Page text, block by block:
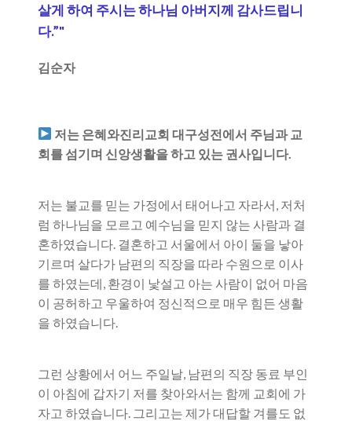
살게 하여 주시는 하나님 아버지께 감사드립니
다.”"
김순자
저는 은혜와진리교회 대구성전에서 주님과 교
회를 섬기며 신앙생활을 하고 있는 권사입니다.
저는 불교를 믿는 가정에서 태어나고 자라서, 저처
럼 하나님을 모르고 예수님을 믿지 않는 사람과 결
혼하였습니다. 결혼하고 서울에서 아이 둘을 낳아
기르며 살다가 남편의 직장을 따라 수원으로 이사
를 하였는데, 환경이 낯설고 아는 사람이 없어 마음
이 공허하고 우울하여 정신적으로 매우 힘든 생활
을 하였습니다.
그런 상황에서 어느 주일날, 남편의 직장 동료 부인
이 아침에 갑자기 저를 찾아와서는 함께 교회에 가
자고 하였습니다. 그리고는 제가 대답할 겨를도 없